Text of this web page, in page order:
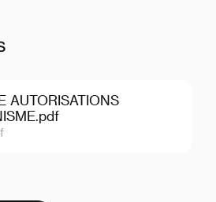
AUTORISATIONS